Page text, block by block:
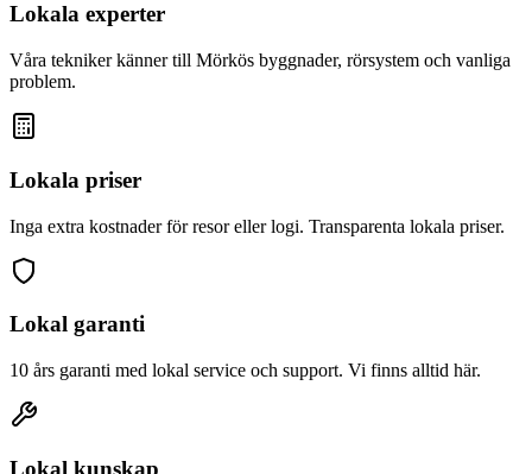
Lokala experter
Våra tekniker känner till Mörkös byggnader, rörsystem och vanliga
problem.
Lokala priser
Inga extra kostnader för resor eller logi. Transparenta lokala priser.
Lokal garanti
10 års garanti med lokal service och support. Vi finns alltid här.
Lokal kunskap